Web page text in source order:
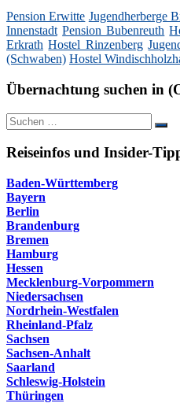
Pension Erwitte Jugendherberge
Innenstadt Pension Bubenreuth
Erkrath Hostel Rinzenberg
(Schwaben) Hostel
Übernachtung suchen in
Suche
nach:
Reiseinfos und Insider-
Baden-Württemberg
Bayern
Berlin
Brandenburg
Bremen
Hamburg
Hessen
Mecklenburg-Vorpommern
Niedersachsen
Nordrhein-Westfalen
Rheinland-Pfalz
Sachsen
Sachsen-Anhalt
Saarland
Schleswig-Holstein
Thüringen